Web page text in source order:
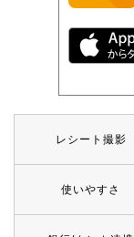
レシート撮影
使いやすさ